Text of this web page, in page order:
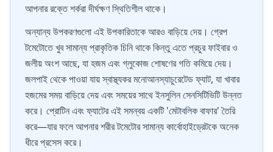
আপনার রক্তে শর্করা দীর্ঘক্ষণ স্থিতিশীল থাকে।
অন্যান্য উপকরণগুলো এই উপকারিতাকে আরও বাড়িয়ে দেয়। গ্রেপ
টমেটোতে খুব সামান্য প্রাকৃতিক চিনি থাকে কিন্তু এতে প্রচুর ফাইবার ও
জলীয় অংশ আছে, যা হজম এবং গ্লুকোজ শোষণের গতি কমিয়ে দেয়।
জলপাই থেকে পাওয়া যায় স্বাস্থ্যকর মনোআনস্যাচুরেটেড ফ্যাট, যা খাবার
হজমের সময় বাড়িয়ে দেয় এবং সময়ের সাথে ইনসুলিন সেনসিটিভিটি উন্নত
করে। প্রোটিন এবং ফ্যাটের এই সমন্বয় একটি 'মেটাবলিক বাফার' তৈরি
করে—যার ফলে আপনার শরীর টমেটোর সামান্য কার্বোহাইড্রেটকে অনেক
ধীরে প্রসেস করে।